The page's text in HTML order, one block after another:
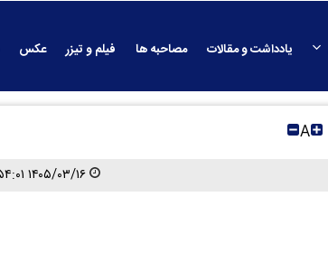
یادداشت و مقالات مصاحبه ها فیلم و تیزر عکس
A
۱۴۰۵/۰۳/۱۶ ۰۷:۵۴:۰۱